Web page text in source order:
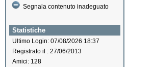
Segnala contenuto inadeguato
Statistiche
Ultimo Login: 07/08/2026 18:37
Registrato il : 27/06/2013
Amici: 128